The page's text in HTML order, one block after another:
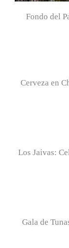
Fondo del
Cerveza en
Los Jaivas:
Gala de